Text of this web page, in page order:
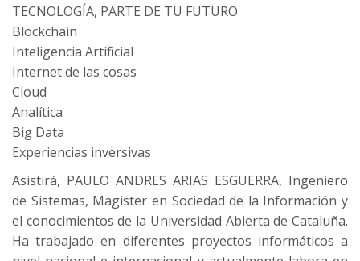
TECNOLOGÍA, PARTE DE TU FUTURO
Blockchain
Inteligencia Artificial
Internet de las cosas
Cloud
Analítica
Big Data
Experiencias inversivas
Asistirá, PAULO ANDRES ARIAS ESGUERRA, Ingeniero
de Sistemas, Magister en Sociedad de la Información y
el conocimientos de la Universidad Abierta de Cataluña.
Ha trabajado en diferentes proyectos informáticos a